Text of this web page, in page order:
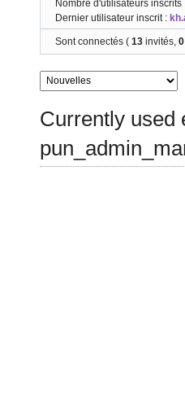
Nombre d'utilisateurs inscrits
Dernier utilisateur inscrit :
Sont connectés ( 13 invités, 0
Currently used